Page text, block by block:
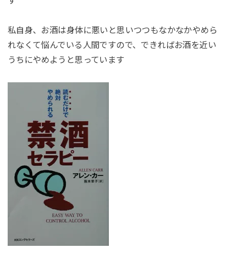
私自身、お酒は身体に悪いと思いつつもなかなかやめら
れなくて悩んでいる人間ですので、できればお酒を近い
うちにやめようと思っています